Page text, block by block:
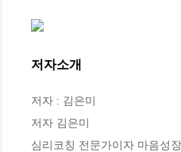
저자소개
저자 : 김은미
저자 김은미
심리코칭 전문가이자 마음성